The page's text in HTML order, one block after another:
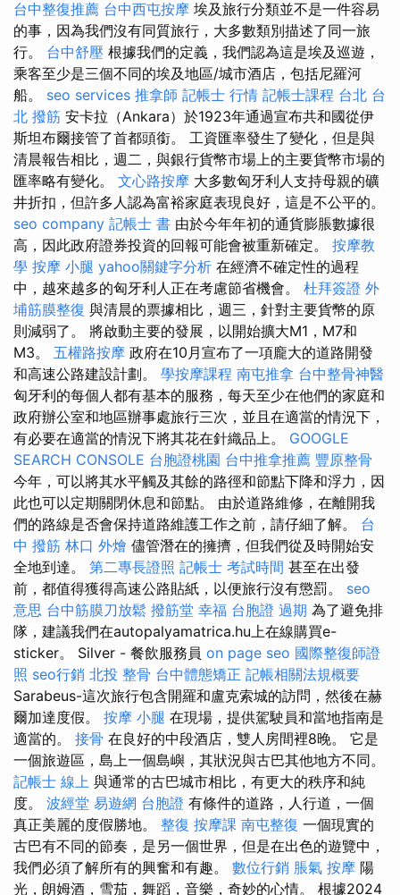
台中整復推薦 台中西屯按摩 埃及旅行分類並不是一件容易
的事，因為我們沒有同質旅行，大多數類別描述了同一旅
行。 台中舒壓 根據我們的定義，我們認為這是埃及巡遊，
乘客至少是三個不同的埃及地區/城市酒店，包括尼羅河
船。 seo services 推拿師 記帳士 行情 記帳士課程 台北 台
北 撥筋 安卡拉（Ankara）於1923年通過宣布共和國從伊
斯坦布爾接管了首都頭銜。 工資匯率發生了變化，但是與
清晨報告相比，週二，與銀行貨幣市場上的主要貨幣市場的
匯率略有變化。 文心路按摩 大多數匈牙利人支持母親的礦
井折扣，但許多人認為富裕家庭表現良好，這是不公平的。
seo company 記帳士 書 由於今年年初的通貨膨脹數據很
高，因此政府證券投資的回報可能會被重新確定。 按摩教
學 按摩 小腿 yahoo關鍵字分析 在經濟不確定性的過程
中，越來越多的匈牙利人正在考慮節省機會。 杜拜簽證 外
埔筋膜整復 與清晨的票據相比，週三，針對主要貨幣的原
則減弱了。 將啟動主要的發展，以開始擴大M1，M7和
M3。 五權路按摩 政府在10月宣布了一項龐大的道路開發
和高速公路建設計劃。 學按摩課程 南屯推拿 台中整骨神醫
匈牙利的每個人都有基本的服務，每天至少在他們的家庭和
政府辦公室和地區辦事處旅行三次，並且在適當的情況下，
有必要在適當的情況下將其花在針織品上。 GOOGLE
SEARCH CONSOLE 台胞證桃園 台中推拿推薦 豐原整骨
今年，可以將其水平觸及其餘的路徑和節點下降和浮力，因
此也可以定期關閉休息和節點。 由於道路維修，在離開我
們的路線是否會保持道路維護工作之前，請仔細了解。 台
中 撥筋 林口 外燴 儘管潛在的擁擠，但我們從及時開始安
全地到達。 第二專長證照 記帳士 考試時間 甚至在出發
前，都值得獲得高速公路貼紙，以便旅行沒有懲罰。 seo
意思 台中筋膜刀放鬆 撥筋堂 幸福 台胞證 過期 為了避免排
隊，建議我們在autopalyamatrica.hu上在線購買e-
sticker。 Silver - 餐飲服務員 on page seo 國際整復師證
照 seo行銷 北投 整骨 台中體態矯正 記帳相關法規概要
Sarabeus-這次旅行包含開羅和盧克索城的訪問，然後在赫
爾加達度假。 按摩 小腿 在現場，提供駕駛員和當地指南是
適當的。 接骨 在良好的中段酒店，雙人房間裡8晚。 它是
一個旅遊區，島上一個島嶼，其狀況與古巴其他地方不同。
記帳士 線上 與通常的古巴城市相比，有更大的秩序和純
度。 波經堂 易遊網 台胞證 有條件的道路，人行道，一個
真正美麗的度假勝地。 整復 按摩課 南屯整復 一個現實的
古巴有不同的節奏，是另一個世界，但是在出色的遊覽中，
我們必須了解所有的興奮和有趣。 數位行銷 脹氣 按摩 陽
光，朗姆酒，雪茄，舞蹈，音樂，奇妙的心情。 根據2024